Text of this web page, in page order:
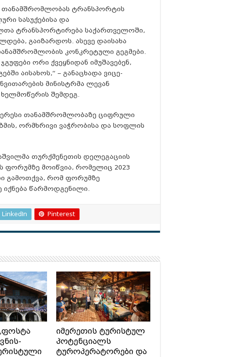
თანამშრომლობას ტრანსპორტის
სასუქებისა და
ტრანსპორტირება საქართველოში,
გაიზარდოს. ასევე დაისახა
კონკრეტული გეგმები.
ორი ქვეყნიდან იმუშავებენ,
აისახოს,“ – განაცხადა ვიცე-
მინისტრმა ლევან
შემდეგ.
თანამშრომლობაზე ციფრული
ორმხრივი ვაჭრობისა და სოფლის
თურქმენეთის დელეგაციის
ფორუმზე მოიწვია, რომელიც 2023
გამოთქვა, რომ ფორუმზე
წარმოდგენილი.
LinkedIn Pinterest
იმერეთის ტურისტულ
პოტენციალს
ტუროპერატორები და